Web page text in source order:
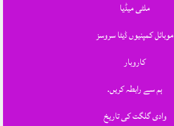
ملٹی میڈیا
موبائل کمپنیوں ڈیٹا سروسز
کاروبار
ہم سے رابطہ کریں.
وادی گلگت کی تاریخ